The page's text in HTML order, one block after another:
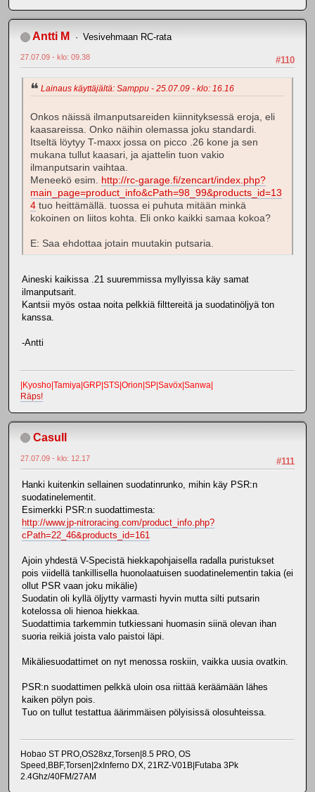
Antti M Vesivehmaan RC-rata
#110
27.07.09 - klo: 09.38
Lainaus käyttäjältä: Samppu - 25.07.09 - klo: 16.16
Onkos näissä ilmanputsareiden kiinnityksessä eroja, eli
kaasareissa. Onko näihin olemassa joku standardi.
Itseltä löytyy T-maxx jossa on picco .26 kone ja sen
mukana tullut kaasari, ja ajattelin tuon vakio
ilmanputsarin vaihtaa.
Meneekö esim. http://rc-garage.fi/zencart/index.php?
main_page=product_info&cPath=98_99&products_id=13
4 tuo heittämällä. tuossa ei puhuta mitään minkä
kokoinen on liitos kohta. Eli onko kaikki samaa kokoa?
E: Saa ehdottaa jotain muutakin putsaria.
Aineski kaikissa .21 suuremmissa myllyissa käy samat
ilmanputsarit.
Kantsii myös ostaa noita pelkkiä filttereitä ja suodatinöljyä ton
kanssa.
-Antti
|Kyosho|Tamiya|GRP|STS|Orion|SP|Savöx|Sanwa|
Räps!
Casull
#111
27.07.09 - klo: 12.17
Hanki kuitenkin sellainen suodatinrunko, mihin käy PSR:n
suodatinelementit.
Esimerkki PSR:n suodattimesta:
http://www.jp-nitroracing.com/product_info.php?
cPath=22_46&products_id=161
Ajoin yhdestä V-Specistä hiekkapohjaisella radalla puristukset
pois viidellä tankillisella huonolaatuisen suodatinelementin takia (ei
ollut PSR vaan joku mikälie)
Suodatin oli kyllä öljytty varmasti hyvin mutta silti putsarin
kotelossa oli hienoa hiekkaa.
Suodattimia tarkemmin tutkiessani huomasin siinä olevan ihan
suoria reikiä joista valo paistoi läpi.
Mikäliesuodattimet on nyt menossa roskiin, vaikka uusia ovatkin.
PSR:n suodattimen pelkkä uloin osa riittää keräämään lähes
kaiken pölyn pois.
Tuo on tullut testattua äärimmäisen pölyisissä olosuhteissa.
Hobao ST PRO,OS28xz,Torsen|8.5 PRO, OS
Speed,BBF,Torsen|2xInferno DX, 21RZ-V01B|Futaba 3Pk
2.4Ghz/40FM/27AM